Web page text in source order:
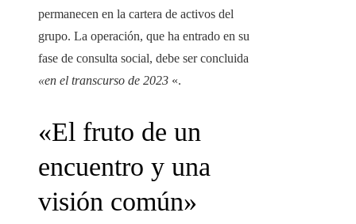
permanecen en la cartera de activos del
grupo. La operación, que ha entrado en su
fase de consulta social, debe ser concluida
«en el transcurso de 2023 «.
«El fruto de un
encuentro y una
visión común»